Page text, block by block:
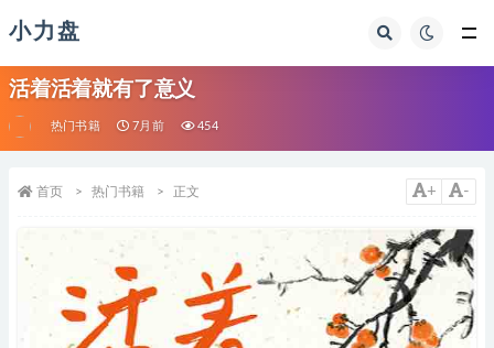
小力盘
活着活着就有了意义
热门书籍 7月前 454
+ -
首页 热门书籍 正文